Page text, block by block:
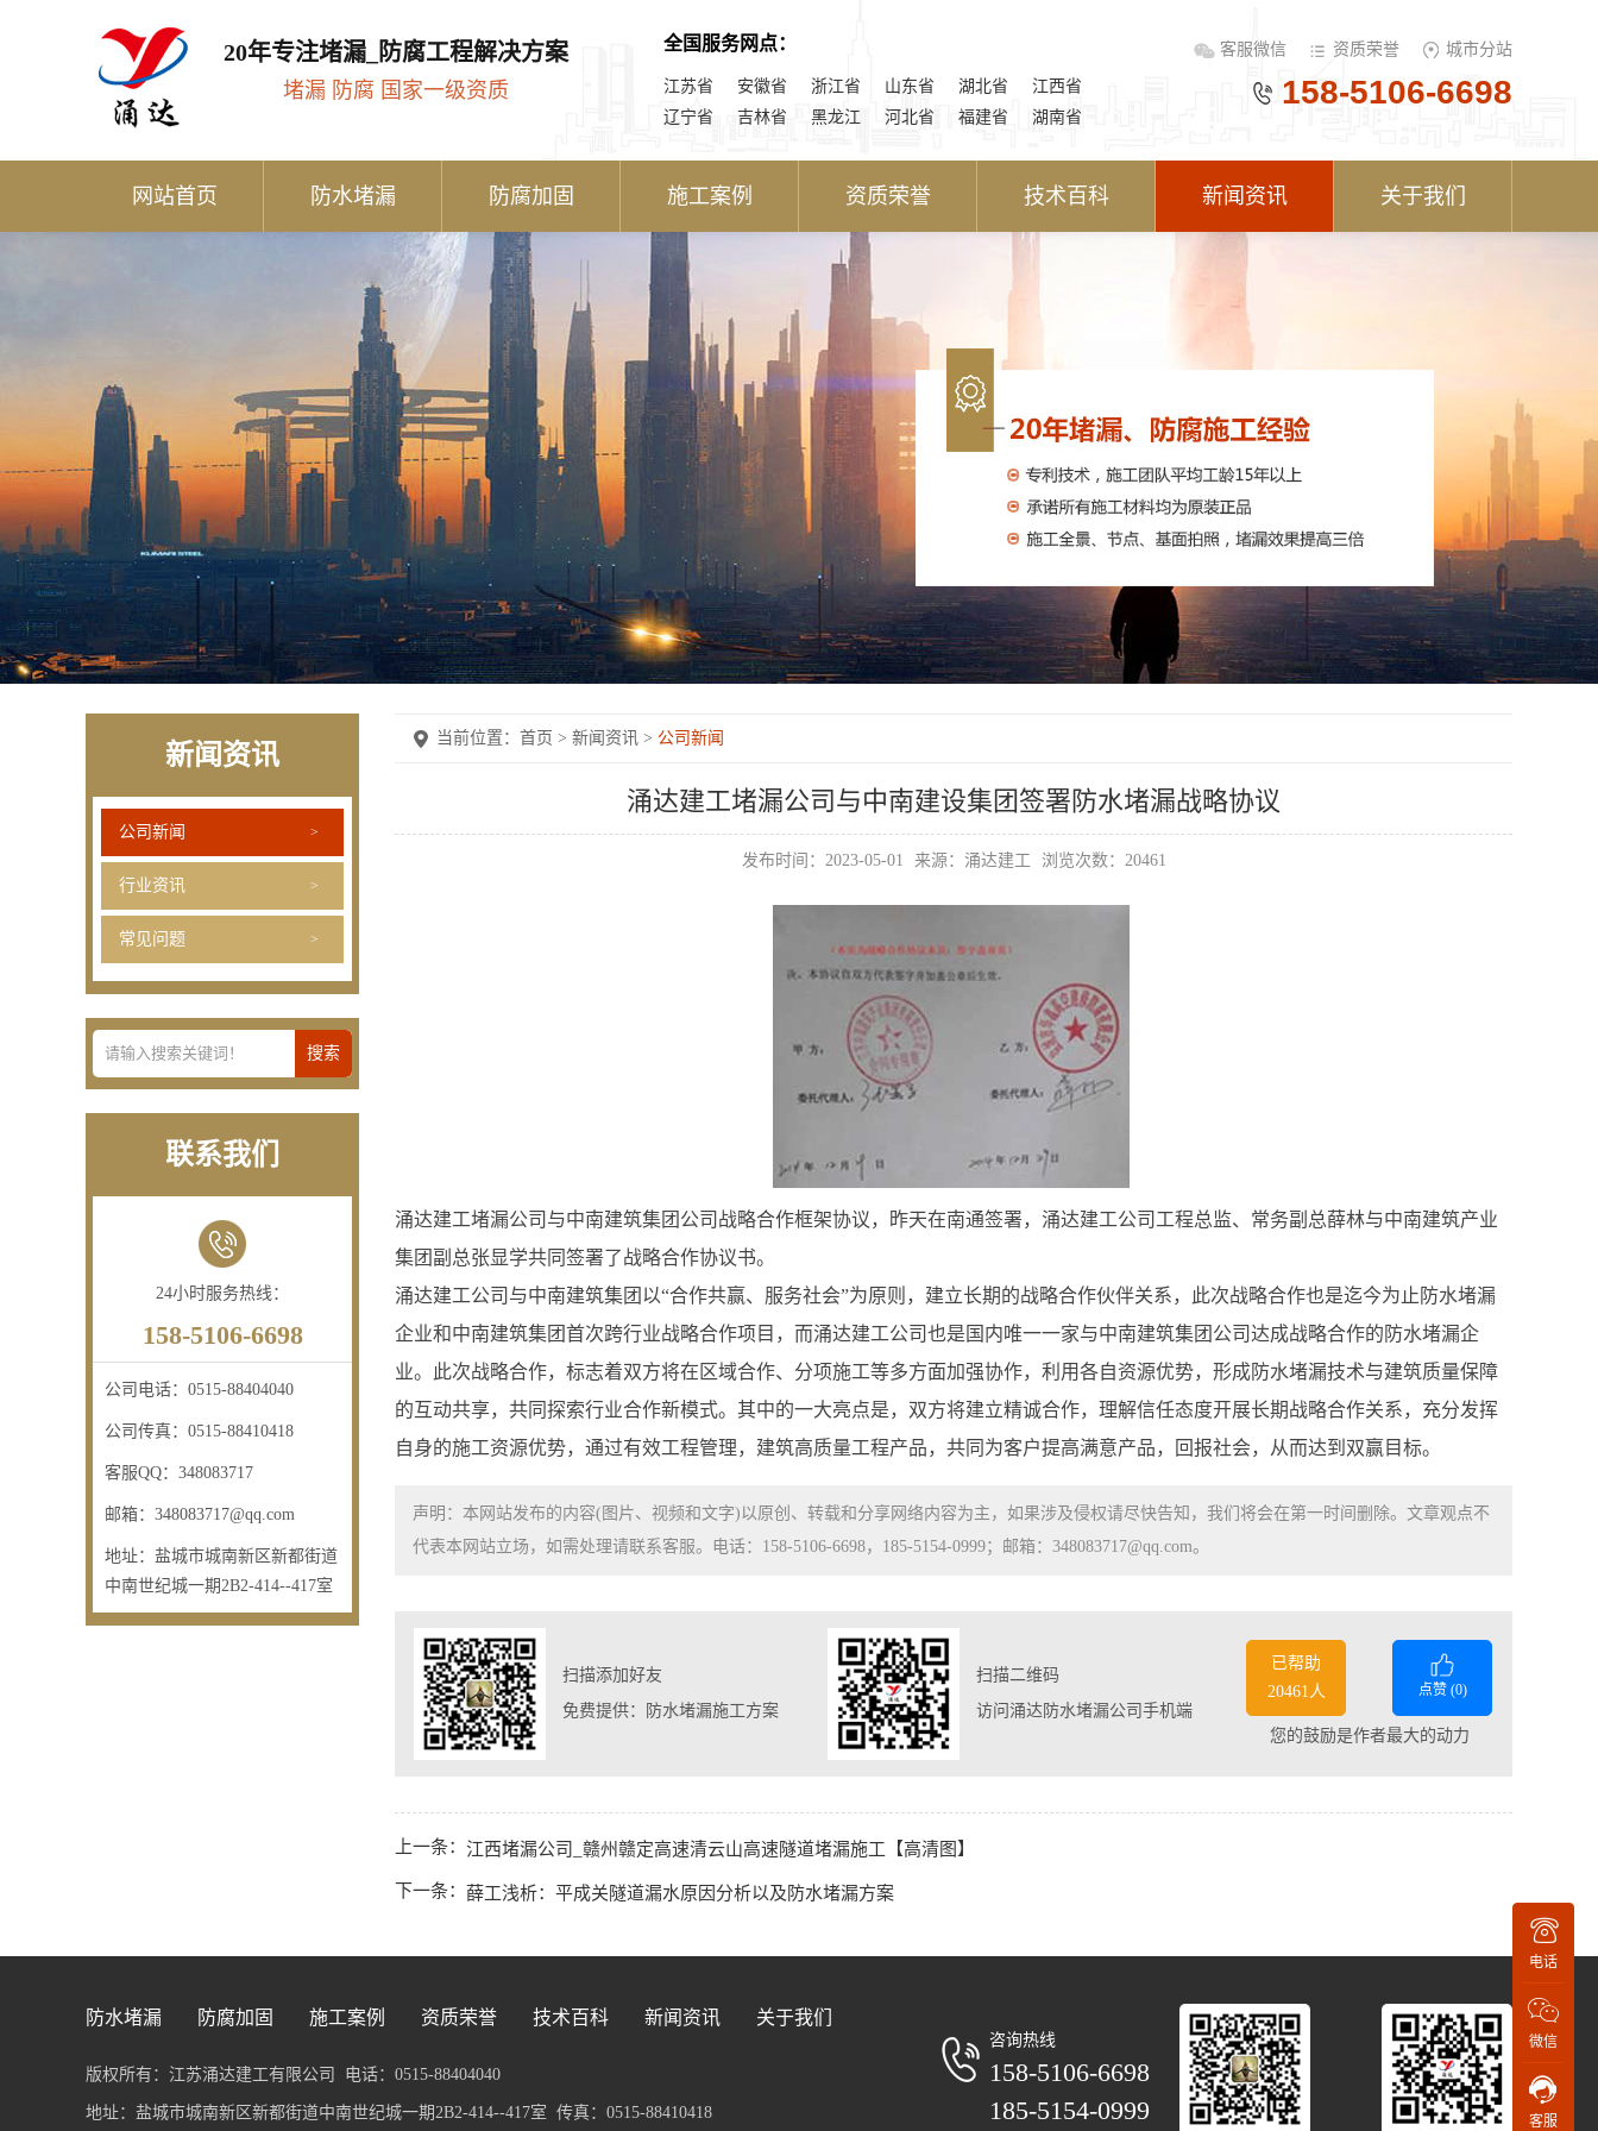
20年专注堵漏_防腐工程解决方案
堵漏 防腐 国家一级资质
全国服务网点：
江苏省 安徽省 浙江省 山东省 湖北省
江西省
辽宁省
吉林省 黑龙江 河北省 福建省 湖南省
客服微信 资质荣誉 城市分站
158-5106-6698
网站首页 防水堵漏 防腐加固 施工案例 资质荣誉 技术百科 新闻资讯 关于我们
新闻资讯
公司新闻
行业资讯
常见问题
联系我们
24小时服务热线：
158-5106-6698
公司电话： 0515-88404040
公司传真： 0515-88410418
客服QQ： 348083717
邮箱： 348083717@qq.com
地址： 盐城市城南新区新都街道
中南世纪城一期2B2-414--417室
当前位置： 首页 > 新闻资讯 > 公司新闻
涌达建工堵漏公司与中南建设集团签署防水堵漏战略协议
发布时间：2023-05-01 来源：涌达建工 浏览次数：20461
涌达建工堵漏公司与中南建筑集团公司战略合作框架协议，昨天在南通签署，涌达建工公司工程总监、常务副总薛林与中南建筑产业
集团副总张显学共同签署了战略合作协议书。
涌达建工公司与中南建筑集团以“合作共赢、服务社会”为原则，建立长期的战略合作伙伴关系，此次战略合作也是迄今为止防水堵漏
企业和中南建筑集团首次跨行业战略合作项目，而涌达建工公司也是国内唯一一家与中南建筑集团公司达成战略合作的防水堵漏企
业。此次战略合作，标志着双方将在区域合作、分项施工等多方面加强协作，利用各自资源优势，形成防水堵漏技术与建筑质量保障
的互动共享，共同探索行业合作新模式。其中的一大亮点是，双方将建立精诚合作，理解信任态度开展长期战略合作关系，充分发挥
自身的施工资源优势，通过有效工程管理，建筑高质量工程产品，共同为客户提高满意产品，回报社会，从而达到双赢目标。
声明：本网站发布的内容(图片、视频和文字)以原创、转载和分享网络内容为主，如果涉及侵权请尽快告知，我们将会在第一时间删除。文章观点不
代表本网站立场，如需处理请联系客服。电话：158-5106-6698，185-5154-0999；邮箱：348083717@qq.com。
扫描添加好友
免费提供：防水堵漏施工方案
扫描二维码
访问涌达防水堵漏公司手机端
已帮助
20461人
点赞 (0)
您的鼓励是作者最大的动力
上一条： 江西堵漏公司_赣州赣定高速清云山高速隧道堵漏施工【高清图】
下一条： 薛工浅析：平成关隧道漏水原因分析以及防水堵漏方案
防水堵漏 防腐加固 施工案例 资质荣誉 技术百科 新闻资讯 关于我们
版权所有：江苏涌达建工有限公司 电话：0515-88404040
地址：盐城市城南新区新都街道中南世纪城一期2B2-414--417室 传真：0515-88410418
咨询热线
158-5106-6698
185-5154-0999
电话
微信
客服